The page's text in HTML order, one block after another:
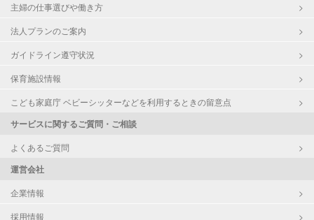
主婦の仕事選びや働き方
法人プランのご案内
ガイドライン遵守状況
保育施設情報
こども家庭庁 ベビーシッターなどを利用するときの留意点
サービスに関するご質問・ご相談
よくあるご質問
運営会社
企業情報
採用情報